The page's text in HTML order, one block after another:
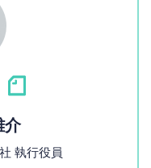
介
執行役員